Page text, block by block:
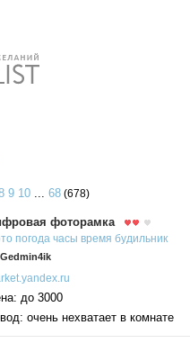
9 10 ... 68 (678)
фоторамка
погода часы время будильник
Gedmin4ik
до 3000
очень нехватает в комнате